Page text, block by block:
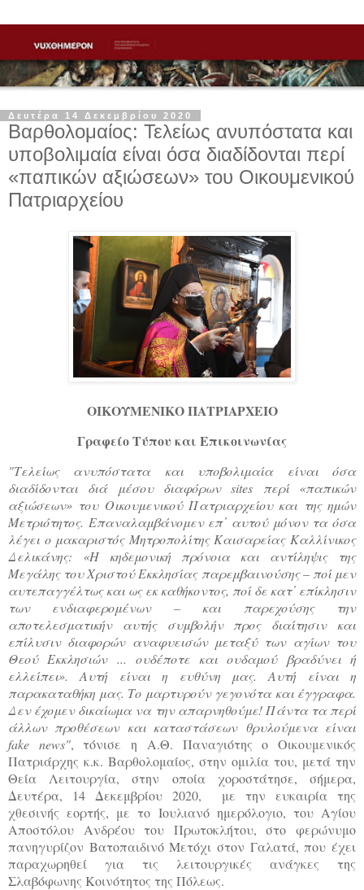
Δευτέρα 14 Δεκεμβρίου 2020
Βαρθολομαίος: Τελείως ανυπόστατα και
υποβολιμαία είναι όσα διαδίδονται περί
«παπικών αξιώσεων» του Οικουμενικού
Πατριαρχείου
ΟΙΚΟΥΜΕΝΙΚΟ ΠΑΤΡΙΑΡΧΕΙΟ
Γραφείο Τύπου και Επικοινωνίας
"Τελείως ανυπόστατα και υποβολιμαία είναι όσα
διαδίδονται διά μέσου διαφόρων sites περί «παπικών
αξιώσεων» του Οικουμενικού Πατριαρχείου και της ημών
Μετριότητος. Επαναλαμβάνομεν επ᾽ αυτού μόνον τα όσα
λέγει ο μακαριστός Μητροπολίτης Καισαρείας Καλλίνικος
Δελικάνης: «Η κηδεμονική πρόνοια και αντίληψις της
Μεγάλης του Χριστού Εκκλησίας παρεμβαινούσης – ποί μεν
αυτεπαγγέλτως και ως εκ καθήκοντος, ποί δε κατ᾽ επίκλησιν
των ενδιαφερομένων – και παρεχούσης την
αποτελεσματικήν αυτής συμβολήν προς διαίτησιν και
επίλυσιν διαφορών αναφυεισών μεταξύ των αγίων του
Θεού Εκκλησιών ... ουδέποτε και ουδαμού βραδύνει ή
ελλείπει». Αυτή είναι η ευθύνη μας. Αυτή είναι η
παρακαταθήκη μας. Το μαρτυρούν γεγονότα και έγγραφα.
Δεν έχομεν δικαίωμα να την απαρνηθούμε! Πάντα τα περί
άλλων προθέσεων και καταστάσεων θρυλούμενα είναι
fake news", τόνισε η Α.Θ. Παναγιότης ο Οικουμενικός
Πατριάρχης κ.κ. Βαρθολομαίος, στην ομιλία του, μετά την
Θεία Λειτουργία, στην οποία χοροστάτησε, σήμερα,
Δευτέρα, 14 Δεκεμβρίου 2020, με την ευκαιρία της
χθεσινής εορτής, με το Ιουλιανό ημερόλογιο, του Αγίου
Αποστόλου Ανδρέου του Πρωτοκλήτου, στο φερώνυμο
πανηγυρίζον Βατοπαιδινό Μετόχι στον Γαλατά, που έχει
παραχωρηθεί για τις λειτουργικές ανάγκες της
Σλαβόφωνης Κοινότητος της Πόλεως.